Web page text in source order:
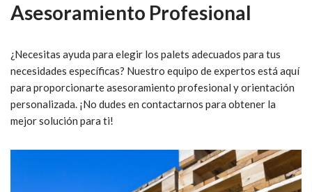
Asesoramiento Profesional
¿Necesitas ayuda para elegir los palets adecuados para tus
necesidades específicas? Nuestro equipo de expertos está aquí
para proporcionarte asesoramiento profesional y orientación
personalizada. ¡No dudes en contactarnos para obtener la
mejor solución para ti!